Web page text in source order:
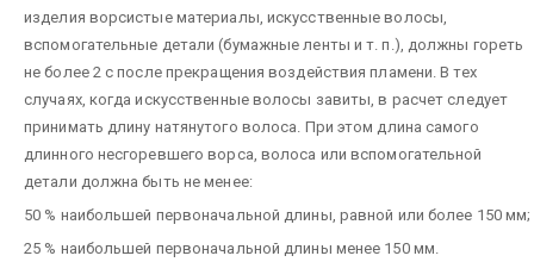
изделия ворсистые материалы, искусственные волосы,
вспомогательные детали (бумажные ленты и т. п.), должны гореть
не более 2 с после прекращения воздействия пламени. В тех
случаях, когда искусственные волосы завиты, в расчет следует
принимать длину натянутого волоса. При этом длина самого
длинного несгоревшего ворса, волоса или вспомогательной
детали должна быть не менее:
50 % наибольшей первоначальной длины, равной или более 150 мм;
25 % наибольшей первоначальной длины менее 150 мм.